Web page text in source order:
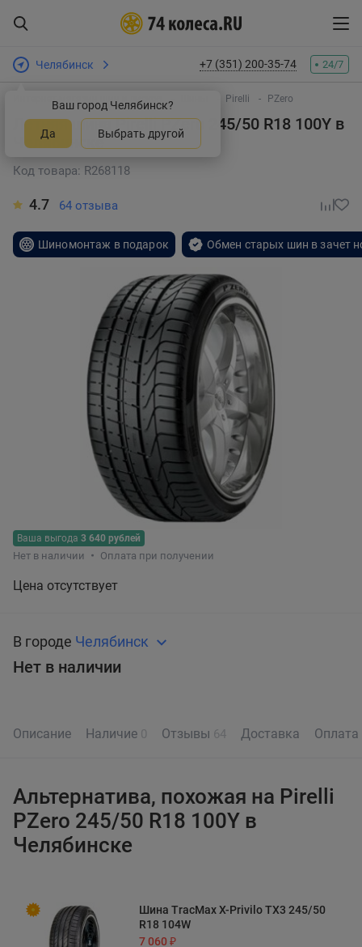
Челябинск
Ваш город Челябинск?
Да Выбрать другой
+7 (351) 200-35-74 24/7
Интернет-магазин шин и дисков Pirelli PZero
Летняя шина Pirelli PZero 245/50 R18 100Y в
Челябинске
Код товара: R268118
4.7 64 отзыва
Шиномонтаж в подарок Обмен старых шин в зачет
Ваша выгода 3 640 рублей
Нет в наличии Оплата при получении
Цена отсутствует
В городе Челябинск
Нет в наличии
Описание Наличие 0 Отзывы 64 Доставка Оплата
Альтернатива, похожая на Pirelli
PZero 245/50 R18 100Y в
Челябинске
Шина TracMax X-Privilo TX3 245/50
R18 104W
7 060 ₽